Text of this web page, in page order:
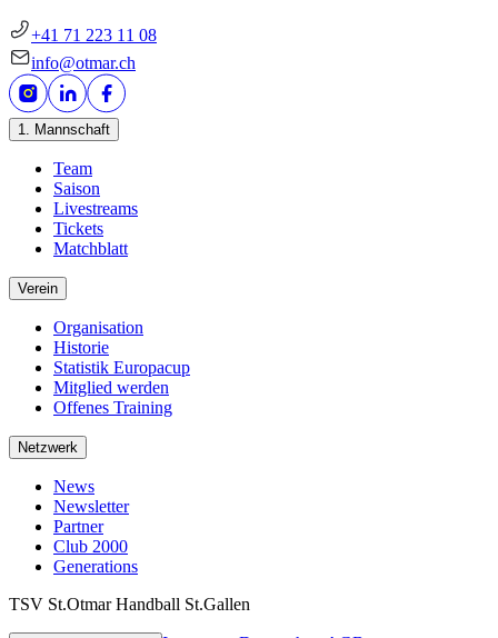
+41 71 223 11 08
info@otmar.ch
1. Mannschaft
Team
Saison
Livestreams
Tickets
Matchblatt
Verein
Organisation
Historie
Statistik Europacup
Mitglied werden
Offenes Training
Netzwerk
News
Newsletter
Partner
Club 2000
Generations
TSV St.Otmar Handball St.Gallen